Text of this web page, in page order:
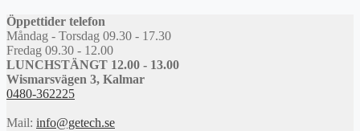
Öppettider telefon
Måndag - Torsdag 09.30 - 17.30
Fredag 09.30 - 12.00
LUNCHSTÄNGT 12.00 - 13.00
Wismarsvägen 3, Kalmar
0480-362225
Mail: info@getech.se